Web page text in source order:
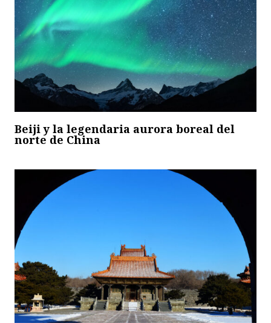
Beiji y la legendaria aurora boreal del
norte de China